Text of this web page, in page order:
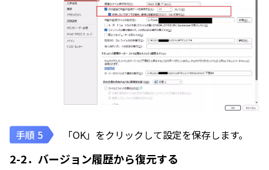
「OK」をクリックして設定を保存します。
2-2．バージョン履歴から復元する